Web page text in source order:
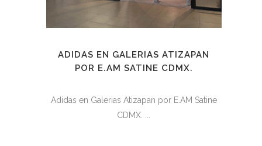
ADIDAS EN GALERIAS ATIZAPAN
POR E.AM SATINE CDMX.
Adidas en Galerias Atizapan por E.AM Satine
CDMX. ...